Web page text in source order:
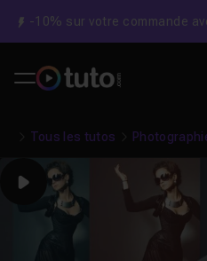
-10% sur votre commande
Tous les tutos
Play